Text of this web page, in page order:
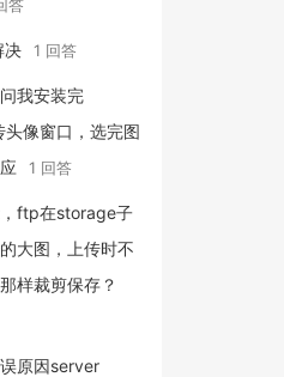
答
决 1 回答
我安装完
像窗口，选完图
1 回答
，ftp在storage子
大图，上传时不
样裁剪保存？
原因server